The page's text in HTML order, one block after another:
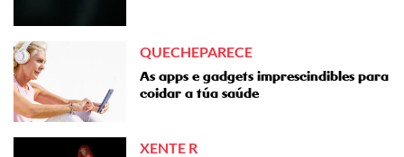
QUECHEPARECE
As apps e gadgets imprescindibles para
coidar a túa saúde
XENTE R